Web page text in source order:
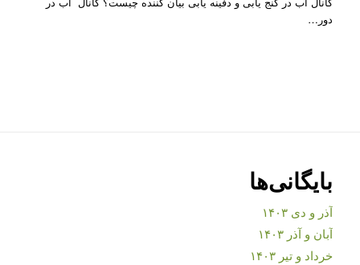
دور…
بایگانی‌ها
آذر و دی ۱۴۰۳
آبان و آذر ۱۴۰۳
خرداد و تیر ۱۴۰۳